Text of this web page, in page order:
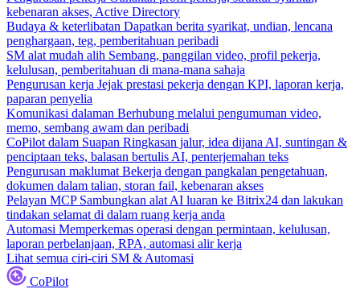
kebenaran akses, Active Directory
Budaya & keterlibatan Dapatkan berita syarikat, undian, lencana
penghargaan, teg, pemberitahuan peribadi
SM alat mudah alih Sembang, panggilan video, profil pekerja,
kelulusan, pemberitahuan di mana-mana sahaja
Pengurusan kerja Jejak prestasi pekerja dengan KPI, laporan kerja,
paparan penyelia
Komunikasi dalaman Berhubung melalui pengumuman video,
memo, sembang awam dan peribadi
CoPilot dalam Suapan Ringkasan jalur, idea dijana AI, suntingan &
penciptaan teks, balasan bertulis AI, penterjemahan teks
Pengurusan maklumat Bekerja dengan pangkalan pengetahuan,
dokumen dalam talian, storan fail, kebenaran akses
Pelayan MCP Sambungkan alat AI luaran ke Bitrix24 dan lakukan
tindakan selamat di dalam ruang kerja anda
Automasi Memperkemas operasi dengan permintaan, kelulusan,
laporan perbelanjaan, RPA, automasi alir kerja
Lihat semua ciri-ciri SM & Automasi
CoPilot